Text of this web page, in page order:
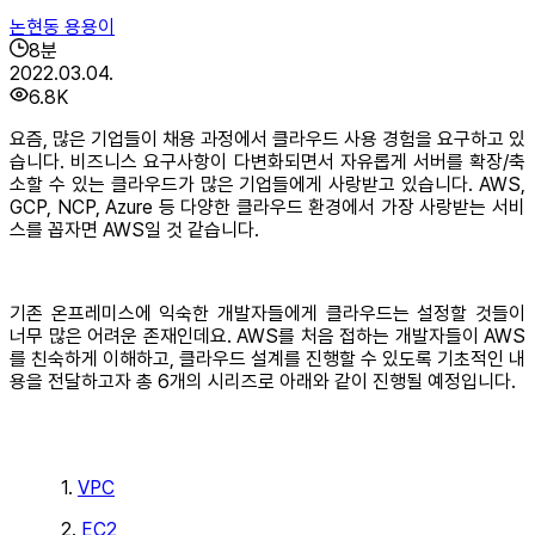
논현동 용용이
8분
2022.03.04.
6.8K
요즘, 많은 기업들이 채용 과정에서 클라우드 사용 경험을 요구하고 있
습니다. 비즈니스 요구사항이 다변화되면서 자유롭게 서버를 확장/축
소할 수 있는 클라우드가 많은 기업들에게 사랑받고 있습니다. AWS,
GCP, NCP, Azure 등 다양한 클라우드 환경에서 가장 사랑받는 서비
스를 꼽자면 AWS일 것 같습니다.
기존 온프레미스에 익숙한 개발자들에게 클라우드는 설정할 것들이
너무 많은 어려운 존재인데요. AWS를 처음 접하는 개발자들이 AWS
를 친숙하게 이해하고, 클라우드 설계를 진행할 수 있도록 기초적인 내
용을 전달하고자 총 6개의 시리즈로 아래와 같이 진행될 예정입니다.
1. VPC
2. EC2